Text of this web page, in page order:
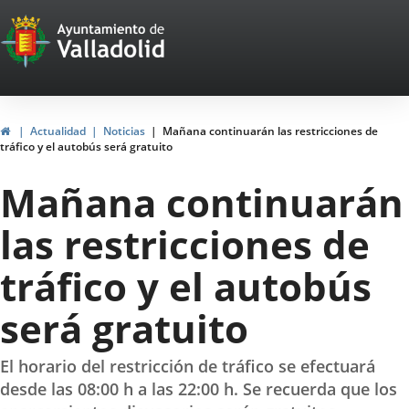
Portal
Web
del
Ayuntamiento
de
Valladolid
InicioActualidad Noticias
Mañana continuarán las restricciones de
tráfico y el autobús será gratuito
Mañana continuarán
las restricciones de
tráfico y el autobús
será gratuito
El horario del restricción de tráfico se efectuará
desde las 08:00 h a las 22:00 h. Se recuerda que los